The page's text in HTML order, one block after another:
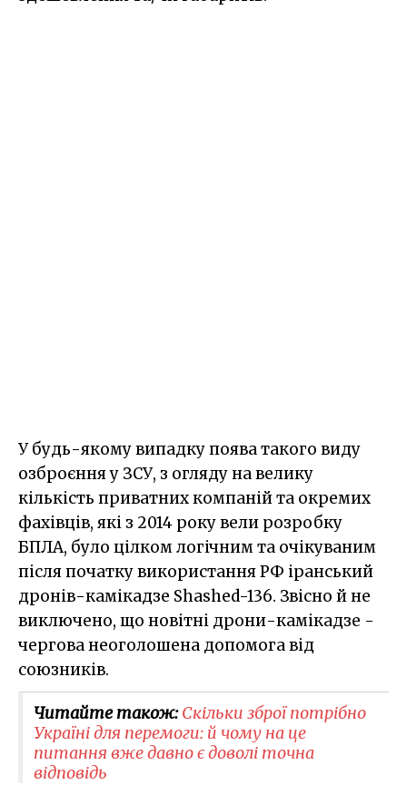
У будь-якому випадку поява такого виду
озброєння у ЗСУ, з огляду на велику
кількість приватних компаній та окремих
фахівців, які з 2014 року вели розробку
БПЛА, було цілком логічним та очікуваним
після початку використання РФ іранський
дронів-камікадзе Shashed-136. Звісно й не
виключено, що новітні дрони-камікадзе -
чергова неоголошена допомога від
союзників.
Читайте також:Скільки зброї потрібно
Україні для перемоги: й чому на це
питання вже давно є доволі точна
відповідь